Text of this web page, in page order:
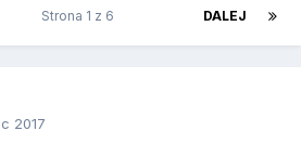
DALEJ
Strona 1 z 6
2017